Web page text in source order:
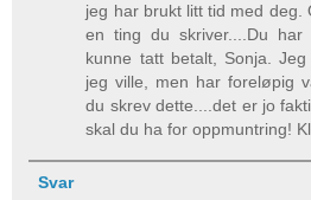
jeg har brukt litt tid med deg.
en ting du skriver....Du
kunne tatt betalt, Sonja.
jeg ville, men har foreløpig
du skrev dette....det er jo
skal du ha for oppmuntring!
Svar